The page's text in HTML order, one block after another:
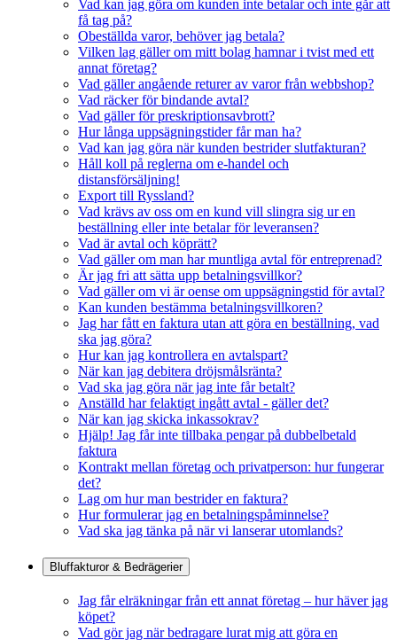
Vad kan jag göra om kunden inte betalar och inte går att
få tag på?
Obeställda varor, behöver jag betala?
Vilken lag gäller om mitt bolag hamnar i tvist med ett
annat företag?
Vad gäller angående returer av varor från webbshop?
Vad räcker för bindande avtal?
Vad gäller för preskriptionsavbrott?
Hur långa uppsägningstider får man ha?
Vad kan jag göra när kunden bestrider slutfakturan?
Håll koll på reglerna om e-handel och
distansförsäljning!
Export till Ryssland?
Vad krävs av oss om en kund vill slingra sig ur en
beställning eller inte betalar för leveransen?
Vad är avtal och köprätt?
Vad gäller om man har muntliga avtal för entreprenad?
Är jag fri att sätta upp betalningsvillkor?
Vad gäller om vi är oense om uppsägningstid för avtal?
Kan kunden bestämma betalningsvillkoren?
Jag har fått en faktura utan att göra en beställning, vad
ska jag göra?
Hur kan jag kontrollera en avtalspart?
När kan jag debitera dröjsmålsränta?
Vad ska jag göra när jag inte får betalt?
Anställd har felaktigt ingått avtal - gäller det?
När kan jag skicka inkassokrav?
Hjälp! Jag får inte tillbaka pengar på dubbelbetald
faktura
Kontrakt mellan företag och privatperson: hur fungerar
det?
Lag om hur man bestrider en faktura?
Hur formulerar jag en betalningspåminnelse?
Vad ska jag tänka på när vi lanserar utomlands?
Bluffakturor & Bedrägerier
Jag får elräkningar från ett annat företag – hur häver jag
köpet?
Vad gör jag när bedragare lurat mig att göra en